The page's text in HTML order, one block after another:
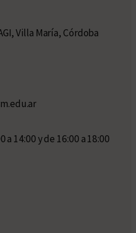
Villa María, Córdoba
a 14:00 y de 16:00 a 18:00